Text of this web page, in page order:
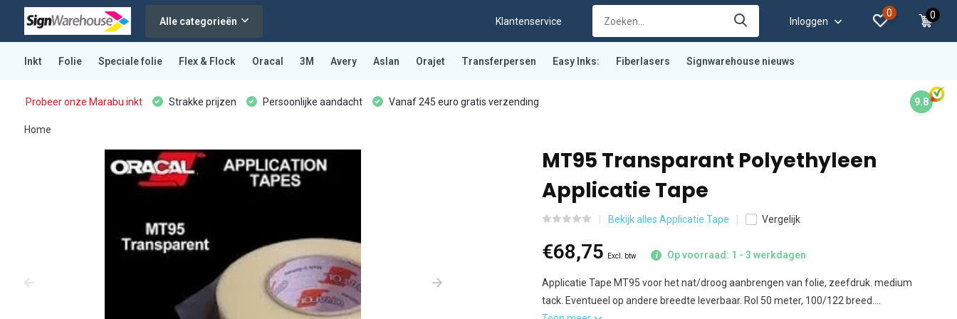
Alle categorieën Klantenservice Inloggen
0 0
Inkt Folie Speciale folie Flex & Flock Oracal 3M Avery Aslan Orajet Transferpersen Easy Inks: Fiberlasers Signwarehouse nieuws
Probeer onze Marabu inkt Strakke prijzen Persoonlijke aandacht Vanaf 245 euro gratis verzending 9.8
Home
MT95 Transparant Polyethyleen
Applicatie Tape
Bekijk alles Applicatie Tape Vergelijk
€68,75 Excl. btw Op voorraad: 1 - 3 werkdagen
Applicatie Tape MT95 voor het nat/droog aanbrengen van folie, zeefdruk. medium
tack. Eventueel op andere breedte leverbaar. Rol 50 meter, 100/122 breed....